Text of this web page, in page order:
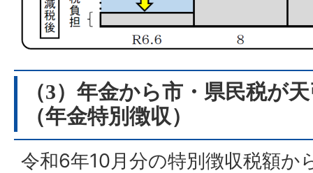
（3）年金から市・県民税が
（年金特別徴収）
令和6年10月分の特別徴収税額か